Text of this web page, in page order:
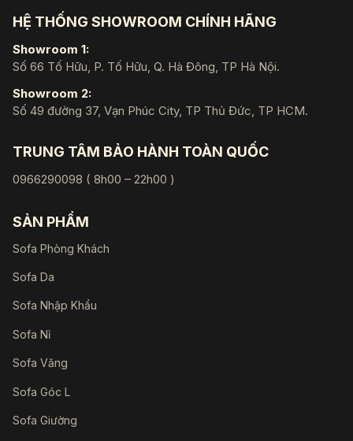
HỆ THỐNG SHOWROOM CHÍNH HÃNG
Showroom 1:
Số 66 Tố Hữu, P. Tố Hữu, Q. Hà Đông, TP Hà Nội.
Showroom 2:
Số 49 đường 37, Vạn Phúc City, TP Thủ Đức, TP HCM.
TRUNG TÂM BẢO HÀNH TOÀN QUỐC
0966290098 ( 8h00 – 22h00 )
SẢN PHẨM
Sofa Phòng Khách
Sofa Da
Sofa Nhập Khẩu
Sofa Nỉ
Sofa Văng
Sofa Góc L
Sofa Giường